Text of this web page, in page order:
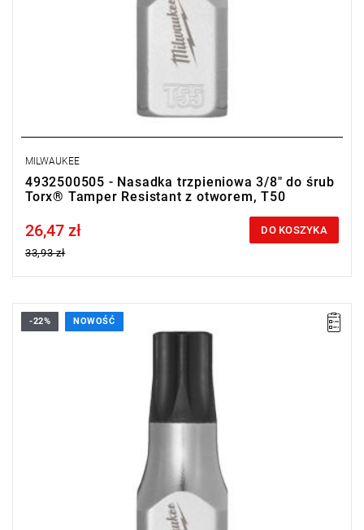
MILWAUKEE
4932500505 - Nasadka trzpieniowa 3/8" do śrub
Torx® Tamper Resistant z otworem, T50
Price tax included
26,47 zł
33,93 zł
DO KOSZYKA
-22% NOWOŚĆ